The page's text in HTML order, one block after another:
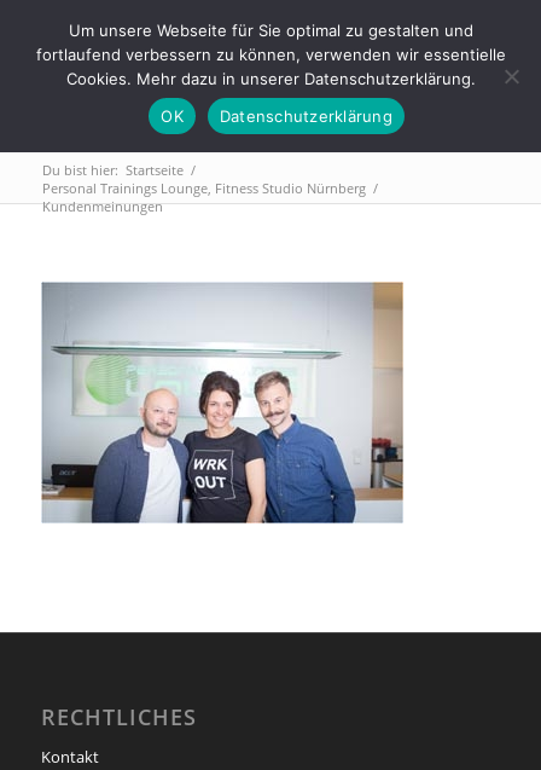
Tel.: 0911 - 2171 4565 | info@trainings-lounge.de
Du bist hier: Startseite /
Personal Trainings Lounge, Fitness Studio Nürnberg /
Kundenmeinungen
RECHTLICHES
Kontakt
Um unsere Webseite für Sie optimal zu gestalten und
fortlaufend verbessern zu können, verwenden wir essentielle
Cookies. Mehr dazu in unserer Datenschutzerklärung.
OK
Datenschutzerklärung